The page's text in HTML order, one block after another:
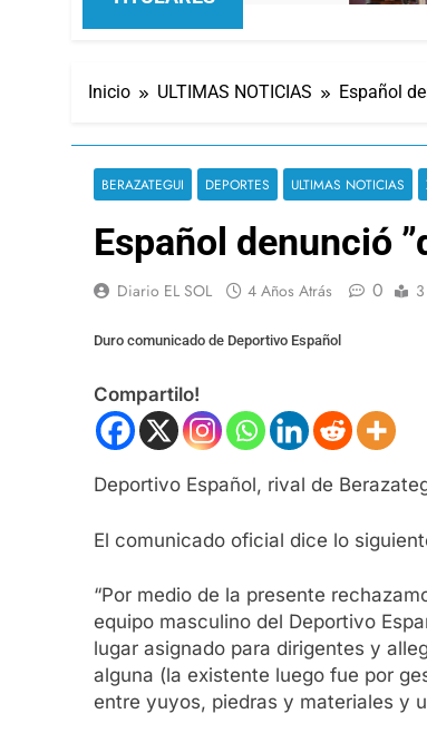
Inicio ULTIMAS NOTICIAS Español
BERAZATEGUI DEPORTES ULTIMAS NOTICIAS
Español denunció
Diario EL SOL 4 Años Atrás 0
Duro comunicado de Deportivo Español
Compartilo!
Deportivo Español, rival de
El comunicado oficial dice lo
“Por medio de la presente
equipo masculino del Deportivo
lugar asignado para dirigentes y
alguna (la existente luego fue por
entre yuyos, piedras y materiales y